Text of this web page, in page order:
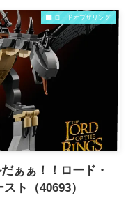
ロードオブザリング
ぁぁ！！ロード・
ト（40693）